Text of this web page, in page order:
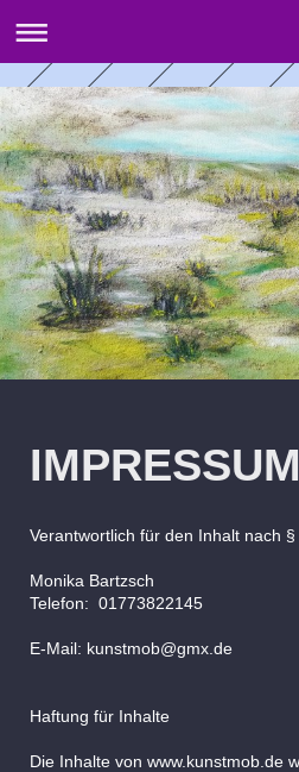
IMPRESSUM
Verantwortlich für den Inhalt nach §
Monika Bartzsch
Telefon: 01773822145
E-Mail: kunstmob@gmx.de
Haftung für Inhalte
Die Inhalte von www.kunstmob.de